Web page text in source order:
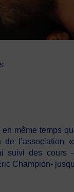
même temps
de l’association
suivi des cours
Champion-